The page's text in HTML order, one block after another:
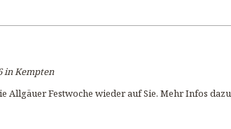
in Kempten
Allgäuer Festwoche wieder auf Sie. Mehr Infos dazu